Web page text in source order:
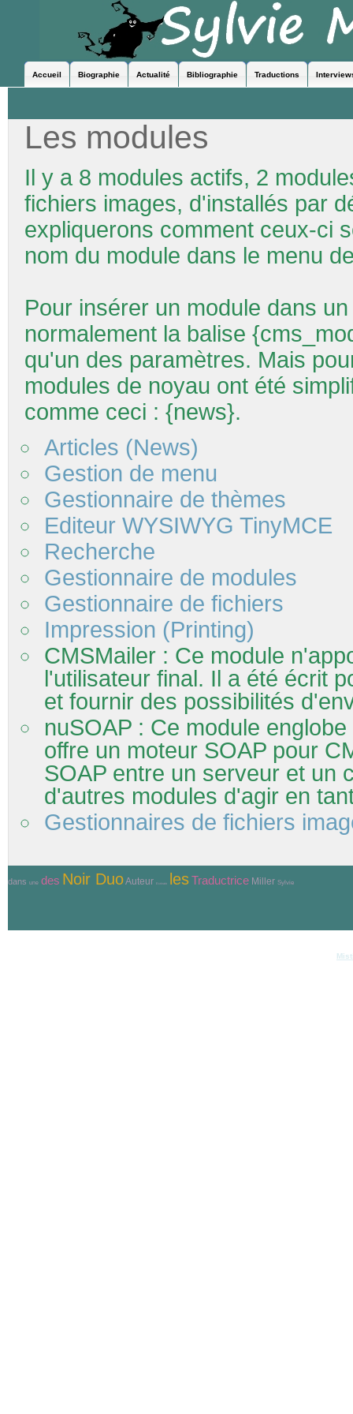
Accueil Biographie Actualité Bibliographie Traductions
Les modules
Il y a 8 modules actifs, 2
fichiers images, d'installés par
expliquerons comment ceux-ci
nom du module dans le menu
Pour insérer un module dans
normalement la balise
qu'un des paramètres. Mais
modules de noyau ont été
comme ceci : {news}.
Articles (News)
Gestion de menu
Gestionnaire de thèmes
Editeur WYSIWYG TinyMCE
Recherche
Gestionnaire de modules
Gestionnaire de fichiers
Impression (Printing)
CMSMailer : Ce module
l'utilisateur final. Il a été écrit
et fournir des possibilités
nuSOAP : Ce module
offre un moteur SOAP pour
SOAP entre un serveur et un
d'autres modules d'agir en
Gestionnaires de fichiers
dans une des Noir DuoAuteur Ecrivain lesTraductrice Miller Sylvie